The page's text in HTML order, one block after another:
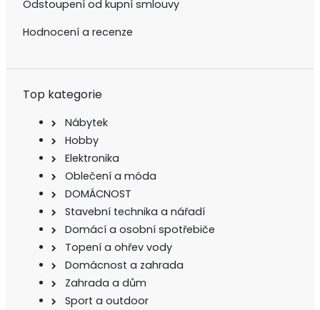
Odstoupení od kupní smlouvy
Hodnocení a recenze
Top kategorie
Nábytek
Hobby
Elektronika
Oblečení a móda
DOMÁCNOST
Stavební technika a nářadí
Domácí a osobní spotřebiče
Topení a ohřev vody
Domácnost a zahrada
Zahrada a dům
Sport a outdoor